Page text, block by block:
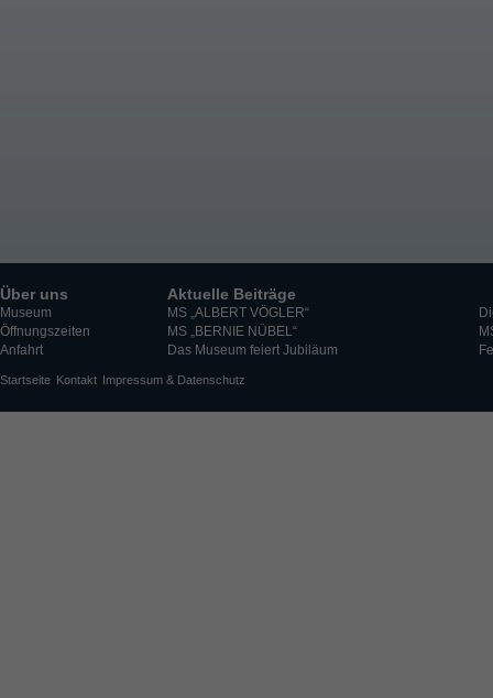
Über uns
Museum
Öffnungszeiten
Anfahrt
Aktuelle Beiträge
MS „ALBERT VÖGLER“
MS „BERNIE NÜBEL“
Das Museum feiert Jubiläum
Startseite Kontakt Impressum & Datenschutz